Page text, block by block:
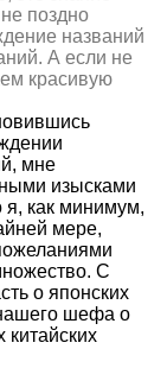
поздно
названий
А если не
красивую
мне
изысками
я, как минимум,
мере,
С
о японских
шефа о
китайских